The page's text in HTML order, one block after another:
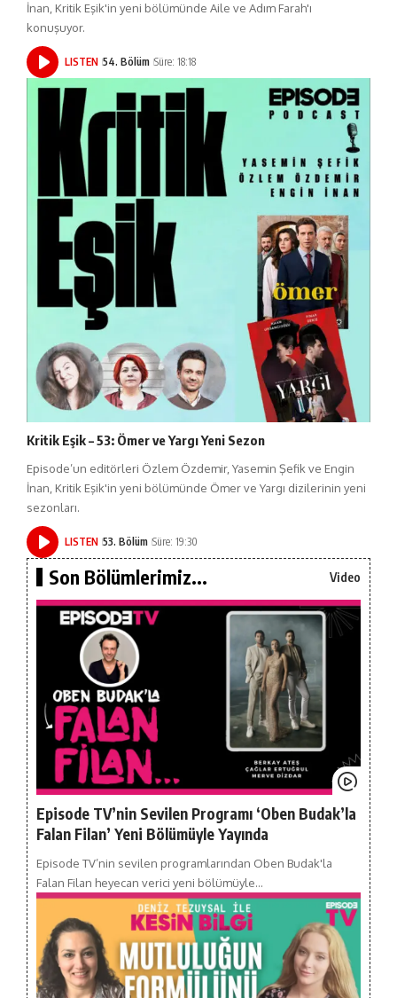
İnan, Kritik Eşik'in yeni bölümünde Aile ve Adım Farah'ı
konuşuyor.
LISTEN 54. Bölüm Süre: 18:18
Kritik Eşik – 53: Ömer ve Yargı Yeni Sezon
Episode’un editörleri Özlem Özdemir, Yasemin Şefik ve Engin
İnan, Kritik Eşik'in yeni bölümünde Ömer ve Yargı dizilerinin yeni
sezonları.
LISTEN 53. Bölüm Süre: 19:30
Son Bölümlerimiz... Video
Episode TV’nin Sevilen Programı ‘Oben Budak’la
Falan Filan’ Yeni Bölümüyle Yayında
Episode TV’nin sevilen programlarından Oben Budak'la
Falan Filan heyecan verici yeni bölümüyle…